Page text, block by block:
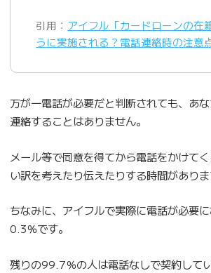
引用： アイフル「カードローンの在
うに実施される？電話連絡時の注意
万が一電話が必要だと判断されても、あ
連絡することはありません。
メール等で同意を得てから電話をかけて
い訳を考えたり伝えたりする時間がありま
ちなみに、アイフルで実際に電話が必要
0.3％です。
残りの99.7％の人は電話なしで契約して